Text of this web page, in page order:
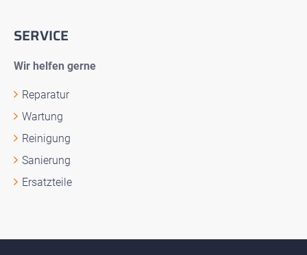
SERVICE
Wir helfen gerne
Reparatur
Wartung
Reinigung
Sanierung
Ersatzteile